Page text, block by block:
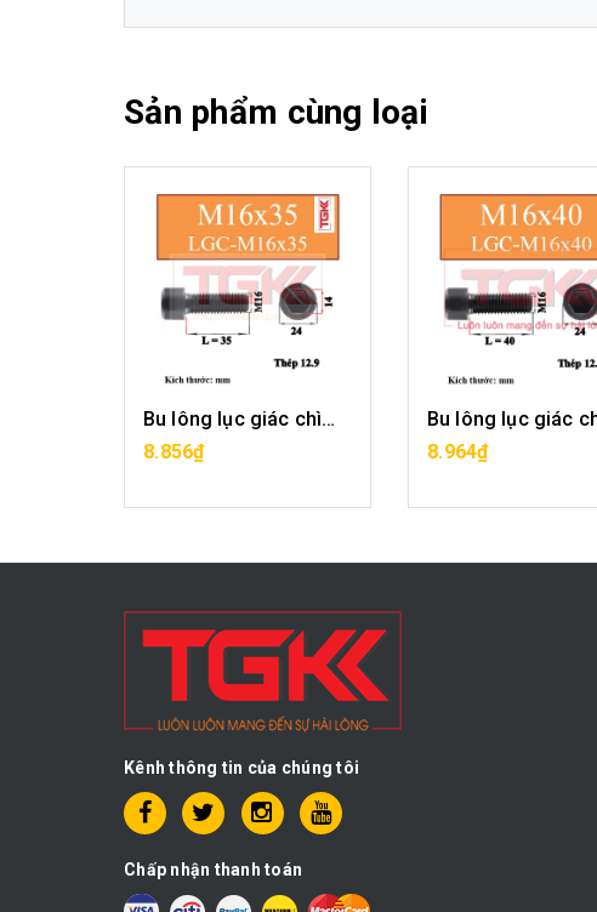
Sản phẩm cùng loại
Bu lông lục giác chìm-M16x35
8.856₫
MUA HÀNG
8.964₫
MUA HÀNG
Kênh thông tin của chúng tôi
Chấp nhận thanh toán